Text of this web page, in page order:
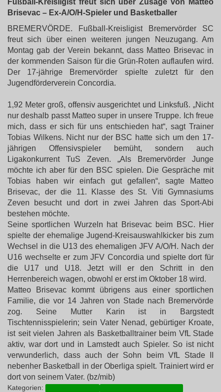
Fußball-Kreisligist freut sich über Zusage von Matteo
Brisevac – Ex-A/O/H-Spieler und Basketballer
BREMERVÖRDE. Fußball-Kreisligist Bremervörder SC
freut sich über einen weiteren jungen Neuzugang. Am
Montag gab der Verein bekannt, dass Matteo Brisevac in
der kommenden Saison für die Grün-Roten auflaufen wird.
Der 17-jährige Bremervörder spielte zuletzt für den
Jugendförderverein Concordia.
1,92 Meter groß, offensiv ausgerichtet und Linksfuß. „Nicht
nur deshalb passt Matteo super in unsere Truppe. Ich freue
mich, dass er sich für uns entschieden hat“, sagt Trainer
Tobias Wilkens. Nicht nur der BSC hatte sich um den 17-
jährigen Offensivspieler bemüht, sondern auch
Ligakonkurrent TuS Zeven. „Als Bremervörder Junge
möchte ich aber für den BSC spielen. Die Gespräche mit
Tobias haben wir einfach gut gefallen“, sagte Matteo
Brisevac, der die 11. Klasse des St. Viti Gymnasiums
Zeven besucht und dort in zwei Jahren das Sport-Abi
bestehen möchte.
Seine sportlichen Wurzeln hat Brisevac beim BSC. Hier
spielte der ehemalige Jugend-Kreisauswahlkicker bis zum
Wechsel in die U13 des ehemaligen JFV A/O/H. Nach der
U16 wechselte er zum JFV Concordia und spielte dort für
die U17 und U18. Jetzt will er den Schritt in den
Herrenbereich wagen, obwohl er erst im Oktober 18 wird.
Matteo Brisevac kommt übrigens aus einer sportlichen
Familie, die vor 14 Jahren von Stade nach Bremervörde
zog. Seine Mutter Karin ist in Bargstedt
Tischtennisspielerin; sein Vater Nenad, gebürtiger Kroate,
ist seit vielen Jahren als Basketballtrainer beim VfL Stade
aktiv, war dort und in Lamstedt auch Spieler. So ist nicht
verwunderlich, dass auch der Sohn beim VfL Stade II
nebenher Basketball in der Oberliga spielt. Trainiert wird er
dort von seinem Vater. (bz/mib)
Kategorien: